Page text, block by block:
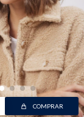
COMPRAR